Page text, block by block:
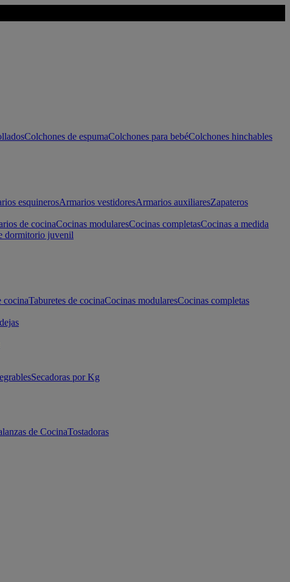
Colchones de espumaColchones para bebéColchones hinchables
esquinerosArmarios vestidoresArmarios auxiliaresZapateros
de cocinaCocinas modularesCocinas completasCocinas a medida
dormitorio juvenil
cocinaTaburetes de cocinaCocinas modularesCocinas completas
Secadoras por Kg
de CocinaTostadoras